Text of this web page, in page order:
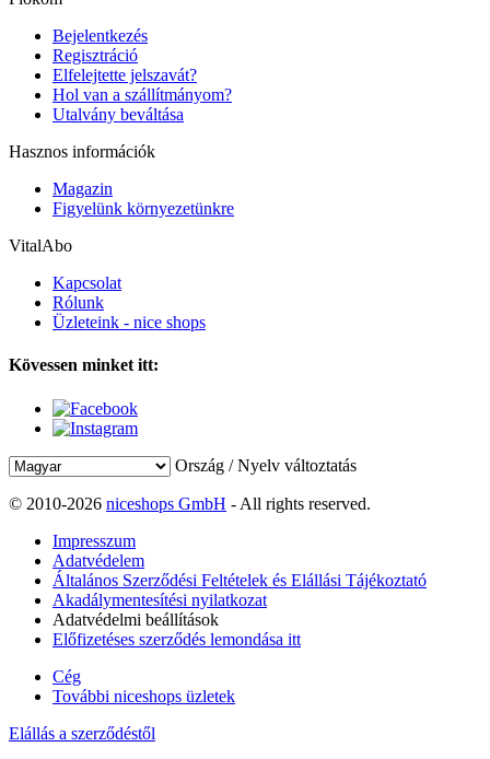
Bejelentkezés
Regisztráció
Elfelejtette jelszavát?
Hol van a szállítmányom?
Utalvány beváltása
Hasznos információk
Magazin
Figyelünk környezetünkre
VitalAbo
Kapcsolat
Rólunk
Üzleteink - nice shops
Kövessen minket itt:
Ország / Nyelv változtatás
© 2010-2026 niceshops GmbH - All rights reserved.
Impresszum
Adatvédelem
Általános Szerződési Feltételek és Elállási Tájékoztató
Akadálymentesítési nyilatkozat
Adatvédelmi beállítások
Előfizetéses szerződés lemondása itt
Cég
További niceshops üzletek
Elállás a szerződéstől